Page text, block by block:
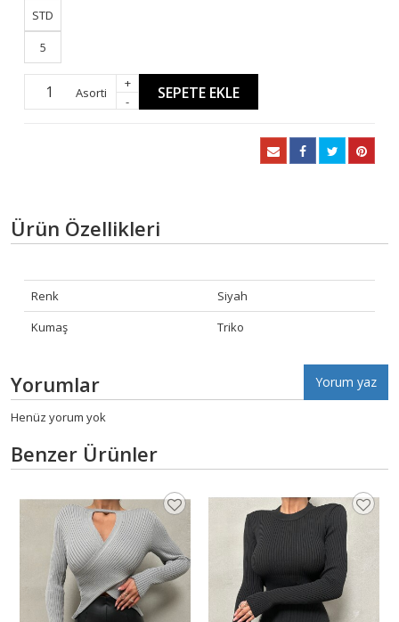
STD
5
Asorti
+
-
SEPETE EKLE
Ürün Özellikleri
Renk
Siyah
Kumaş
Triko
Yorumlar Yorum yaz
Henüz yorum yok
Benzer Ürünler